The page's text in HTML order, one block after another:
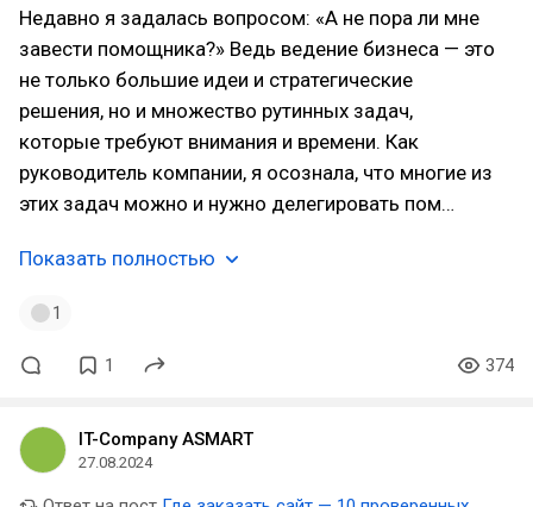
Недавно я задалась вопросом: «А не пора ли мне
завести помощника?» Ведь ведение бизнеса — это
не только большие идеи и стратегические
решения, но и множество рутинных задач,
которые требуют внимания и времени. Как
руководитель компании, я осознала, что многие из
этих задач можно и нужно делегировать пом…
Показать полностью
1
1 374
IT-Company ASMART
27.08.2024